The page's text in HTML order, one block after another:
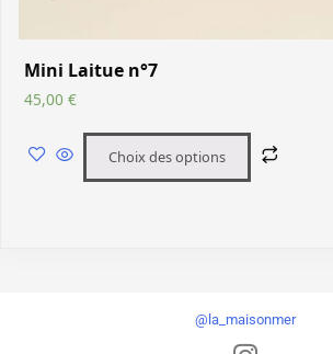
Mini Laitue n°7
45,00 €
Choix des options
@la_maisonmer